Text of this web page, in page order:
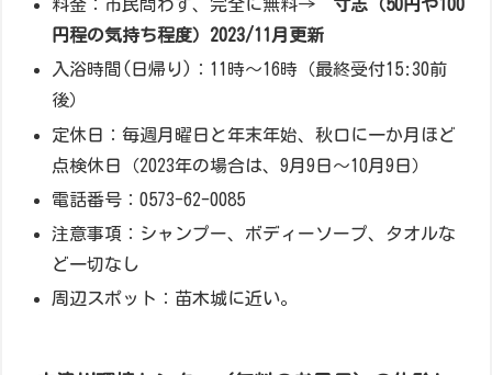
料金：市民問わず、完全に無料→ 寸志（50円や100
円程の気持ち程度）2023/11月更新
入浴時間(日帰り)：11時～16時（最終受付15:30前
後）
定休日：毎週月曜日と年末年始、秋口に一か月ほど
点検休日（2023年の場合は、9月9日～10月9日）
電話番号：0573-62-0085
注意事項：シャンプー、ボディーソープ、タオルな
ど一切なし
周辺スポット：苗木城に近い。